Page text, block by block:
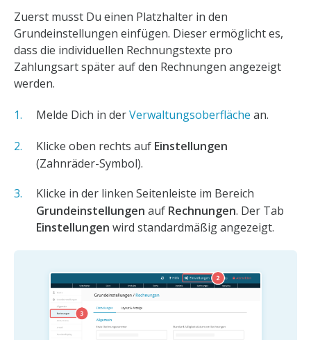
Zuerst musst Du einen Platzhalter in den
Grundeinstellungen einfügen. Dieser ermöglicht es,
dass die individuellen Rechnungstexte pro
Zahlungsart später auf den Rechnungen angezeigt
werden.
Melde Dich in derVerwaltungsoberfläche an.
Klicke oben rechts auf Einstellungen
(Zahnräder-Symbol).
Klicke in der linken Seitenleiste im Bereich
Grundeinstellungen auf Rechnungen. Der Tab
Einstellungen wird standardmäßig angezeigt.